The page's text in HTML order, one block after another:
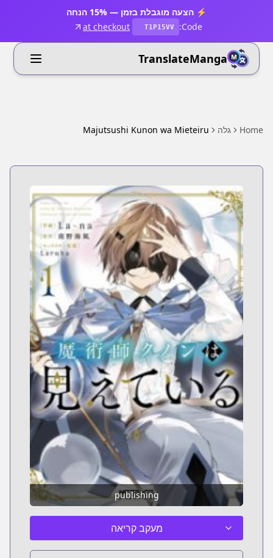
⚡ הצעה מוגבלת בזמן — 15% הנחה
Code:
T1P15VV
at checkout
TranslateManga
Home גלה Majutsushi Kunon wa Mieteiru
publishing
מעקב קריאה